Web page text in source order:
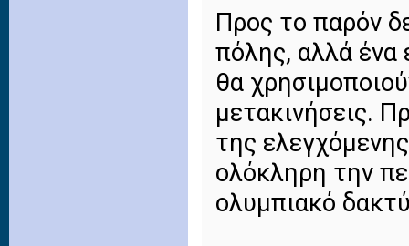
Προς το παρόν
πόλης, αλλά ένα
θα
μετακινήσεις.
της
ολόκληρη την
ολυμπιακό